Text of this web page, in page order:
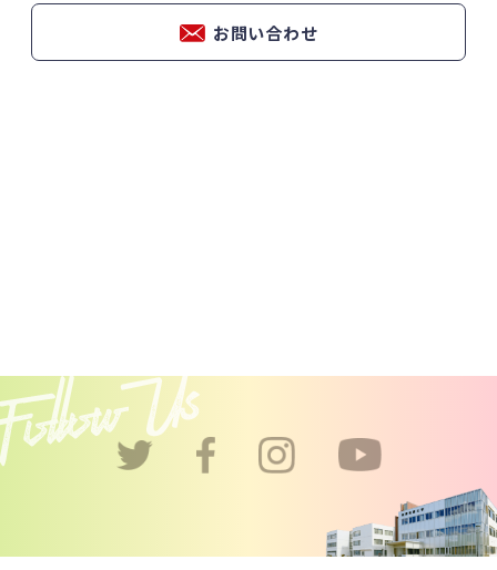
お問い合わせ